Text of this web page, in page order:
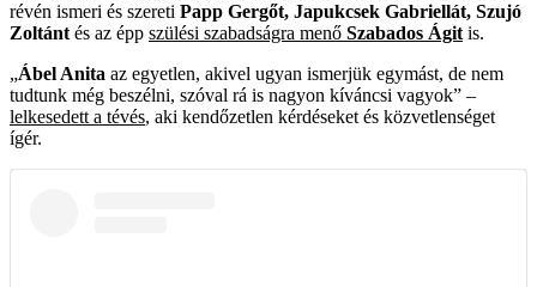
révén ismeri és szereti Papp Gergőt, Japukcsek Gabriellát, Szujó
Zoltánt és az épp szülési szabadságra menő Szabados Ágit is.
„Ábel Anita az egyetlen, akivel ugyan ismerjük egymást, de nem
tudtunk még beszélni, szóval rá is nagyon kíváncsi vagyok” –
lelkesedett a tévés, aki kendőzetlen kérdéseket és közvetlenséget
ígér.